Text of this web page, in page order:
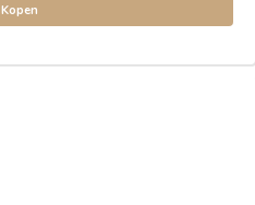
Kopen